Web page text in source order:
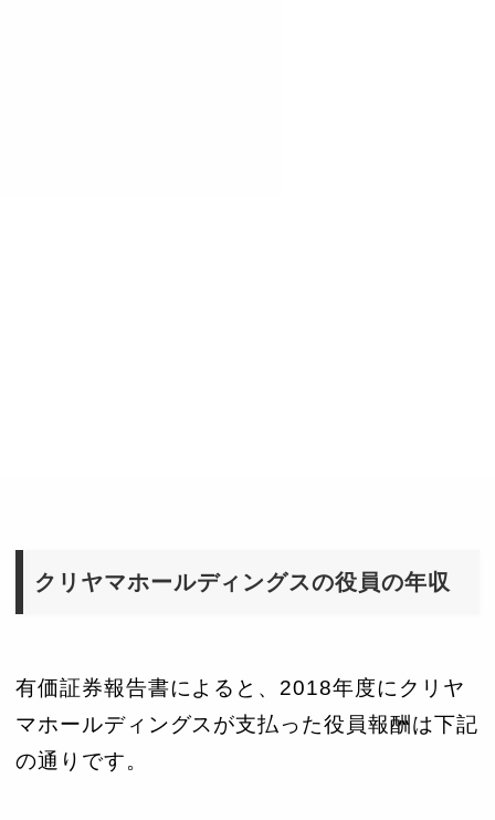
クリヤマホールディングスの役員の年収
有価証券報告書によると、2018年度にクリヤ
マホールディングスが支払った役員報酬は下記
の通りです。